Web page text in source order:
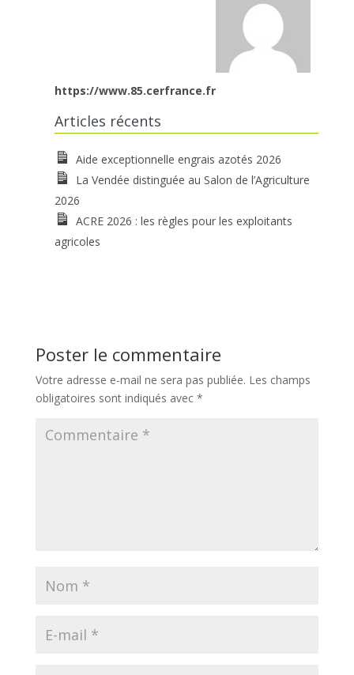
https://www.85.cerfrance.fr
Articles récents
Aide exceptionnelle engrais azotés 2026
La Vendée distinguée au Salon de l’Agriculture
2026
ACRE 2026 : les règles pour les exploitants
agricoles
Poster le commentaire
Votre adresse e-mail ne sera pas publiée. Les champs
obligatoires sont indiqués avec *